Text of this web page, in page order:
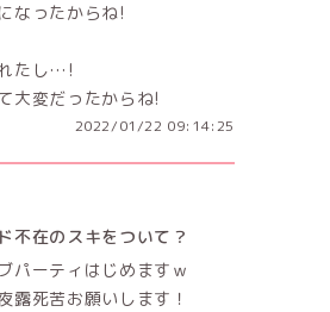
なったからね!
たし…!
大変だったからね!
2022/01/22 09:14:25
不在のスキをついて？
パーティはじめますｗ
露死苦お願いします！